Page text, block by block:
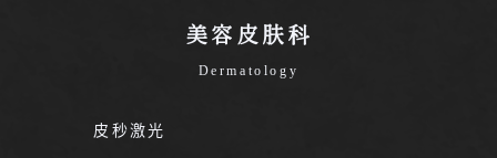
美容皮肤科
Dermatology
皮秒激光